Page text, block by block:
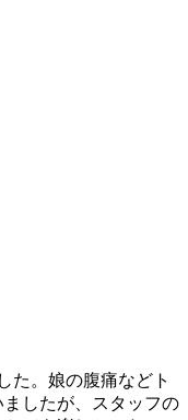
た。娘の腹痛などト
したが、スタッフの